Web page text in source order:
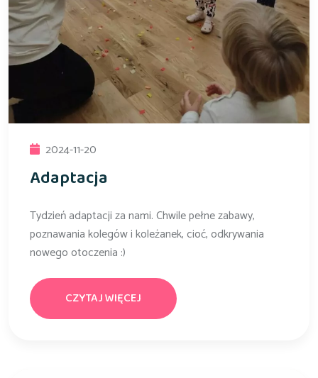
2024-11-20
Adaptacja
Tydzień adaptacji za nami. Chwile pełne zabawy,
poznawania kolegów i koleżanek, cioć, odkrywania
nowego otoczenia :)
CZYTAJ WIĘCEJ